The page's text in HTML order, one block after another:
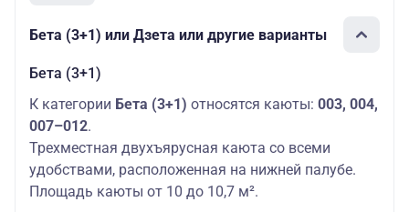
Бета (3+1) или Дзета или другие варианты
Бета (3+1)
К категории Бета (3+1) относятся каюты: 003, 004,
007–012.
Трехместная двухъярусная каюта со всеми
удобствами, расположенная на нижней палубе.
Площадь каюты от 10 до 10,7 м².